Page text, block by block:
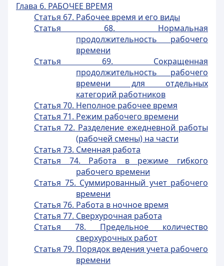
Глава 6. РАБОЧЕЕ ВРЕМЯ
Статья 67. Рабочее время и его виды
Статья 68. Нормальная
продолжительность рабочего
времени
Статья 69. Сокращенная
продолжительность рабочего
времени для отдельных
категорий работников
Статья 70. Неполное рабочее время
Статья 71. Режим рабочего времени
Статья 72. Разделение ежедневной работы
(рабочей смены) на части
Статья 73. Сменная работа
Статья 74. Работа в режиме гибкого
рабочего времени
Статья 75. Суммированный учет рабочего
времени
Статья 76. Работа в ночное время
Статья 77. Сверхурочная работа
Статья 78. Предельное количество
сверхурочных работ
Статья 79. Порядок ведения учета рабочего
времени